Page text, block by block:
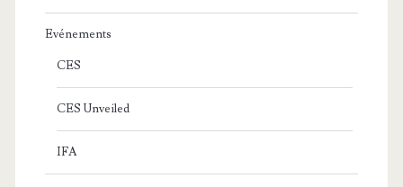
Evénements
CES
CES Unveiled
IFA